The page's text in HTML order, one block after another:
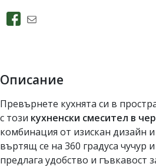
Описание
Превърнете кухнята си в
с този кухненски смесител в
комбинация от изискан дизайн
въртящ се на 360 градуса чучур
предлага удобство и гъвкавост